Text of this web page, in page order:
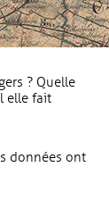
? Quelle
elle fait
données ont